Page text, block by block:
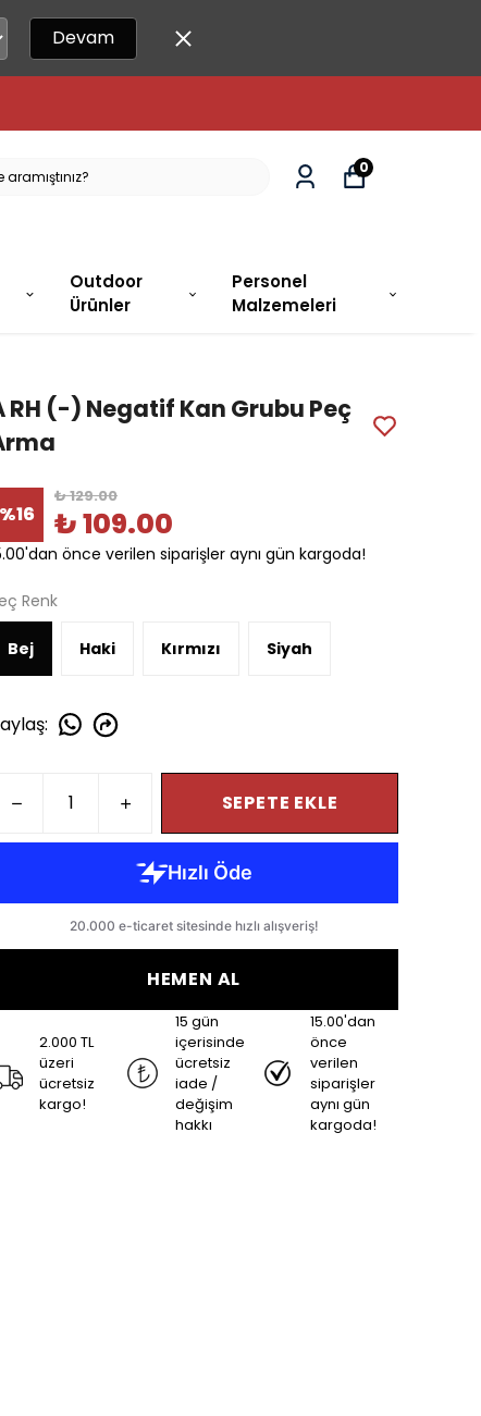
Devam
Outdoor
Ürünler
Personel
Malzemeleri
0
RH (-) Negatif Kan Grubu Peç
%16
₺ 129.00
₺ 109.00
önce verilen siparişler aynı gün kargoda!
Renk
Bej Haki Kırmızı Siyah
:
SEPETE EKLE
HEMEN AL
2.000 TL
üzeri
ücretsiz
kargo!
15 gün
içerisinde
ücretsiz
iade /
değişim
hakkı
15.00'dan
önce
verilen
siparişler
aynı gün
kargoda!